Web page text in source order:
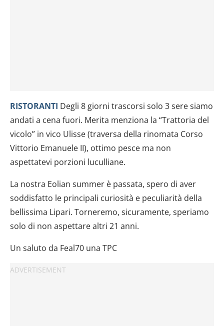
RISTORANTI Degli 8 giorni trascorsi solo 3 sere siamo
andati a cena fuori. Merita menziona la “Trattoria del
vicolo” in vico Ulisse (traversa della rinomata Corso
Vittorio Emanuele II), ottimo pesce ma non
aspettatevi porzioni luculliane.
La nostra Eolian summer è passata, spero di aver
soddisfatto le principali curiosità e peculiarità della
bellissima Lipari. Torneremo, sicuramente, speriamo
solo di non aspettare altri 21 anni.
Un saluto da Feal70 una TPC